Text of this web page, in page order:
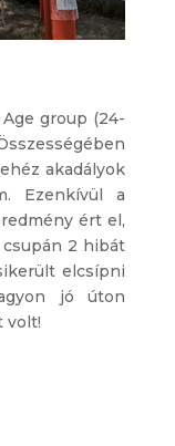
group (24-
akadályok
Ezenkívül a
ért el,
2 hibát
elcsípni
jó úton
volt!